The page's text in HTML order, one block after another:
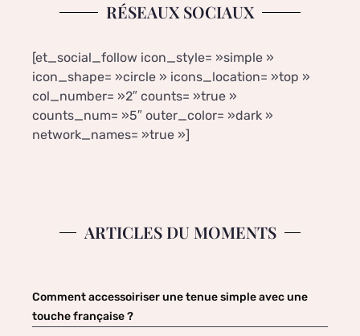
RÉSEAUX SOCIAUX
[et_social_follow icon_style= »simple »
icon_shape= »circle » icons_location= »top »
col_number= »2″ counts= »true »
counts_num= »5″ outer_color= »dark »
network_names= »true »]
ARTICLES DU MOMENTS
Comment accessoiriser une tenue simple avec une
touche française ?